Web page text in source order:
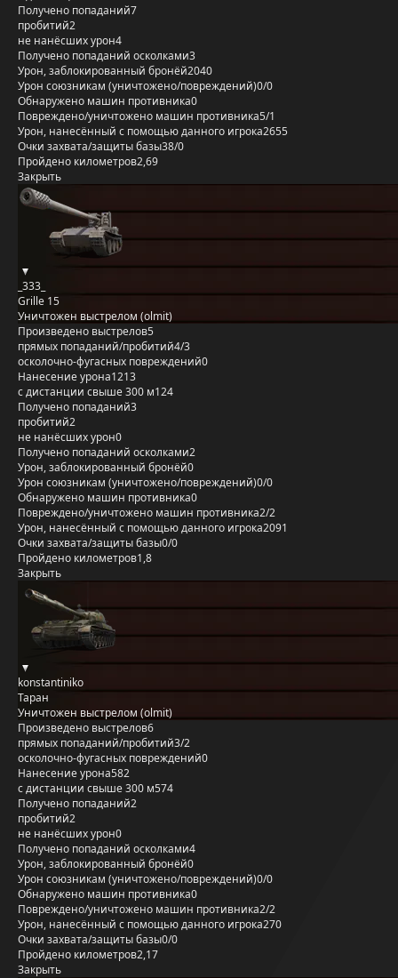
Получено попаданий7
пробитий2
не нанёсших урон4
Получено попаданий осколками3
Урон, заблокированный бронёй2040
Урон союзникам (уничтожено/повреждений)0/0
Обнаружено машин противника0
Повреждено/уничтожено машин противника5/1
Урон, нанесённый с помощью данного игрока2655
Очки захвата/защиты базы38/0
Пройдено километров2,69
Закрыть
_333_
Grille 15
Уничтожен выстрелом (olmit)
Произведено выстрелов5
прямых попаданий/пробитий4/3
осколочно-фугасных повреждений0
Нанесение урона1213
с дистанции свыше 300 м124
Получено попаданий3
пробитий2
не нанёсших урон0
Получено попаданий осколками2
Урон, заблокированный бронёй0
Урон союзникам (уничтожено/повреждений)0/0
Обнаружено машин противника0
Повреждено/уничтожено машин противника2/2
Урон, нанесённый с помощью данного игрока2091
Очки захвата/защиты базы0/0
Пройдено километров1,8
Закрыть
konstantiniko
Таран
Уничтожен выстрелом (olmit)
Произведено выстрелов6
прямых попаданий/пробитий3/2
осколочно-фугасных повреждений0
Нанесение урона582
с дистанции свыше 300 м574
Получено попаданий2
пробитий2
не нанёсших урон0
Получено попаданий осколками4
Урон, заблокированный бронёй0
Урон союзникам (уничтожено/повреждений)0/0
Обнаружено машин противника0
Повреждено/уничтожено машин противника2/2
Урон, нанесённый с помощью данного игрока270
Очки захвата/защиты базы0/0
Пройдено километров2,17
Закрыть